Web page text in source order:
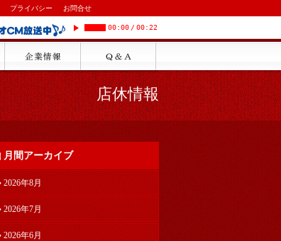
プライバシー お問合せ
00:00 / 00:22
店休情報
月間アーカイブ
2026年8月
2026年7月
2026年6月